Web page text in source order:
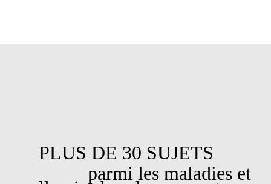
PLUS DE 30 SUJETS
parmi les maladies et